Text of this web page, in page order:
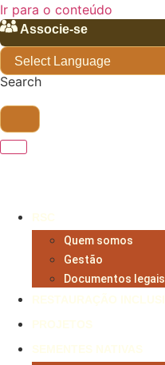
Ir para o conteúdo
Associe-se
Search
Quem somos
Gestão
Documentos legais